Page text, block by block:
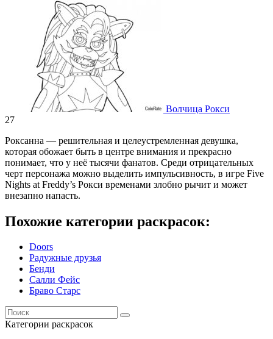
Волчица Рокси
27
Роксанна — решительная и целеустремленная девушка,
которая обожает быть в центре внимания и прекрасно
понимает, что у неё тысячи фанатов. Среди отрицательных
черт персонажа можно выделить импульсивность, в игре Five
Nights at Freddy’s Рокси временами злобно рычит и может
внезапно напасть.
Похожие категории раскрасок:
Doors
Радужные друзья
Бенди
Салли Фейс
Браво Старс
Категории раскрасок